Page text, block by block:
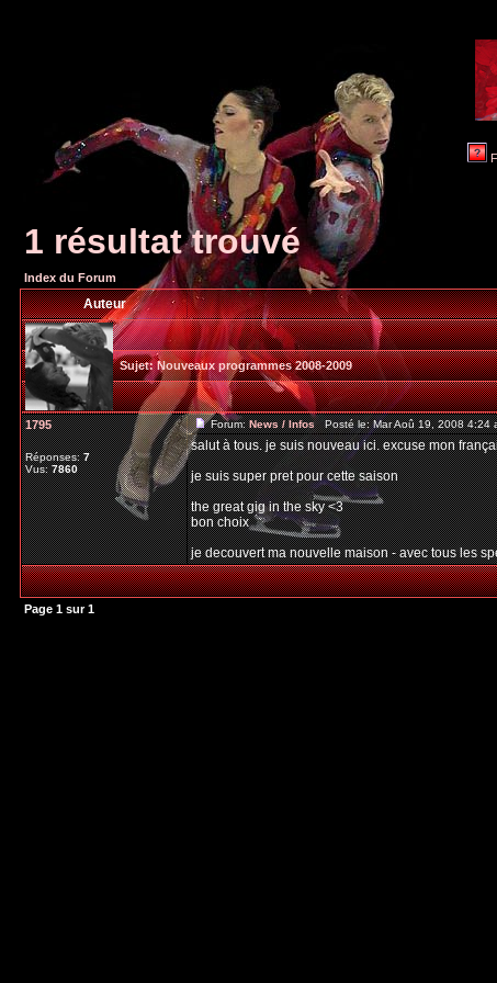
1 résultat trouvé
Index du Forum
Auteur
Sujet:Nouveaux programmes 2008-2009
1795
Réponses:7
Vus:7860
Forum:News / InfosPosté le: Mar Aoû 19, 2008
salut à tous. je suis nouveau ici. excuse mon
je suis super pret pour cette saison
the great gig in the sky <3
bon choix
je decouvert ma nouvelle maison - avec tous les
Page 1 sur1